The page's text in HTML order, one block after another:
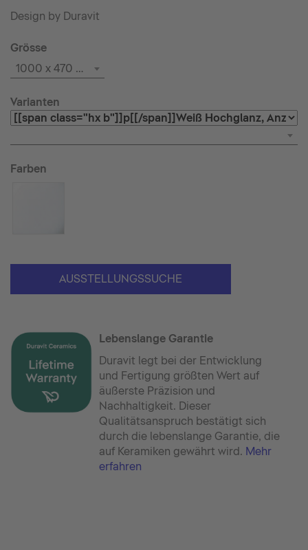
Design by Duravit
Grösse
1000 x 470 mm
Varianten
Farben
AUSSTELLUNGSSUCHE
Lebenslange Garantie
Duravit legt bei der Entwicklung
und Fertigung größten Wert auf
äußerste Präzision und
Nachhaltigkeit. Dieser
Qualitätsanspruch bestätigt sich
durch die lebenslange Garantie, die
auf Keramiken gewährt wird. Mehr
erfahren